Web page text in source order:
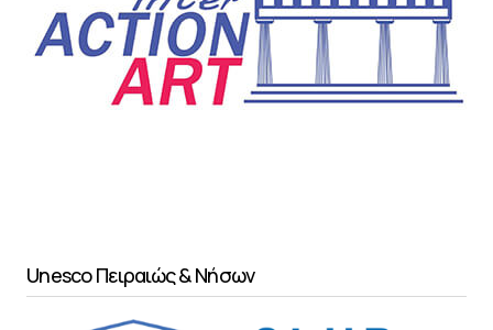
Unesco Πειραιώς & Νήσων